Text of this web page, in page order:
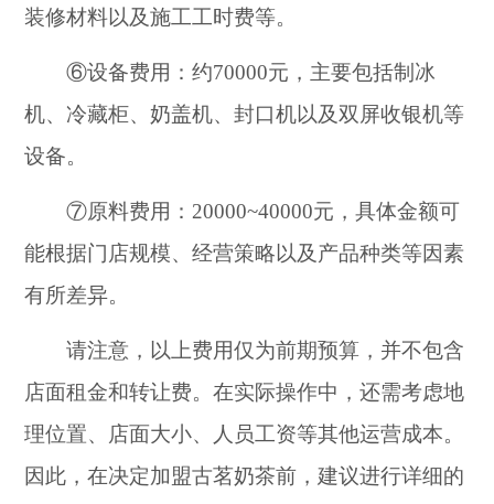
装修材料以及施工工时费等。
⑥设备费用：约70000元，主要包括制冰
机、冷藏柜、奶盖机、封口机以及双屏收银机等
设备。
⑦原料费用：20000~40000元，具体金额可
能根据门店规模、经营策略以及产品种类等因素
有所差异。
请注意，以上费用仅为前期预算，并不包含
店面租金和转让费。在实际操作中，还需考虑地
理位置、店面大小、人员工资等其他运营成本。
因此，在决定加盟古茗奶茶前，建议进行详细的